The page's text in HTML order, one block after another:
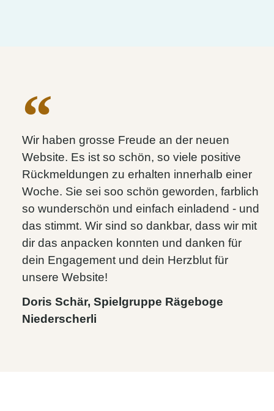
Wir haben grosse Freude an der neuen
Website. Es ist so schön, so viele positive
Rückmeldungen zu erhalten innerhalb einer
Woche. Sie sei soo schön geworden, farblich
so wunderschön und einfach einladend - und
das stimmt. Wir sind so dankbar, dass wir mit
dir das anpacken konnten und danken für
dein Engagement und dein Herzblut für
unsere Website!
Doris Schär, Spielgruppe Rägeboge
Niederscherli